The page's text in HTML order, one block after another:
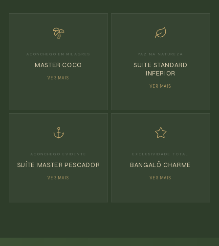
ACONCHEGO EM MILAGRES
MASTER COCO
VER MAIS
PAZ NA NATUREZA
SUITE STANDARD
INFERIOR
VER MAIS
ACONCHEGO EVIDENTE
SUÍTE MASTER PESCADOR
VER MAIS
EXCLUSIVIDADE TOTAL
BANGALÔ CHARME
VER MAIS